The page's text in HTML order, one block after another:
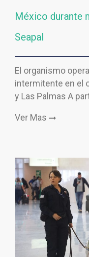
México durante
Seapal
El organismo
intermitente en el
y Las Palmas A
Ver Mas